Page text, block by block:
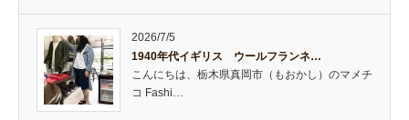
2026/7/5
1940年代イギリス ウールフランネ…
こんにちは、栃木県真岡市（もおかし）のマメチ
コ Fashi…